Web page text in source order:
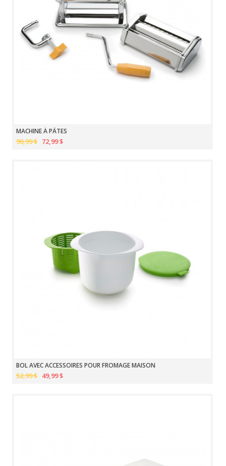
MACHINE À PÂTES
90,99 $ 72,99 $
BOL AVEC ACCESSOIRES POUR FROMAGE MAISON
52,99 $ 49,99 $